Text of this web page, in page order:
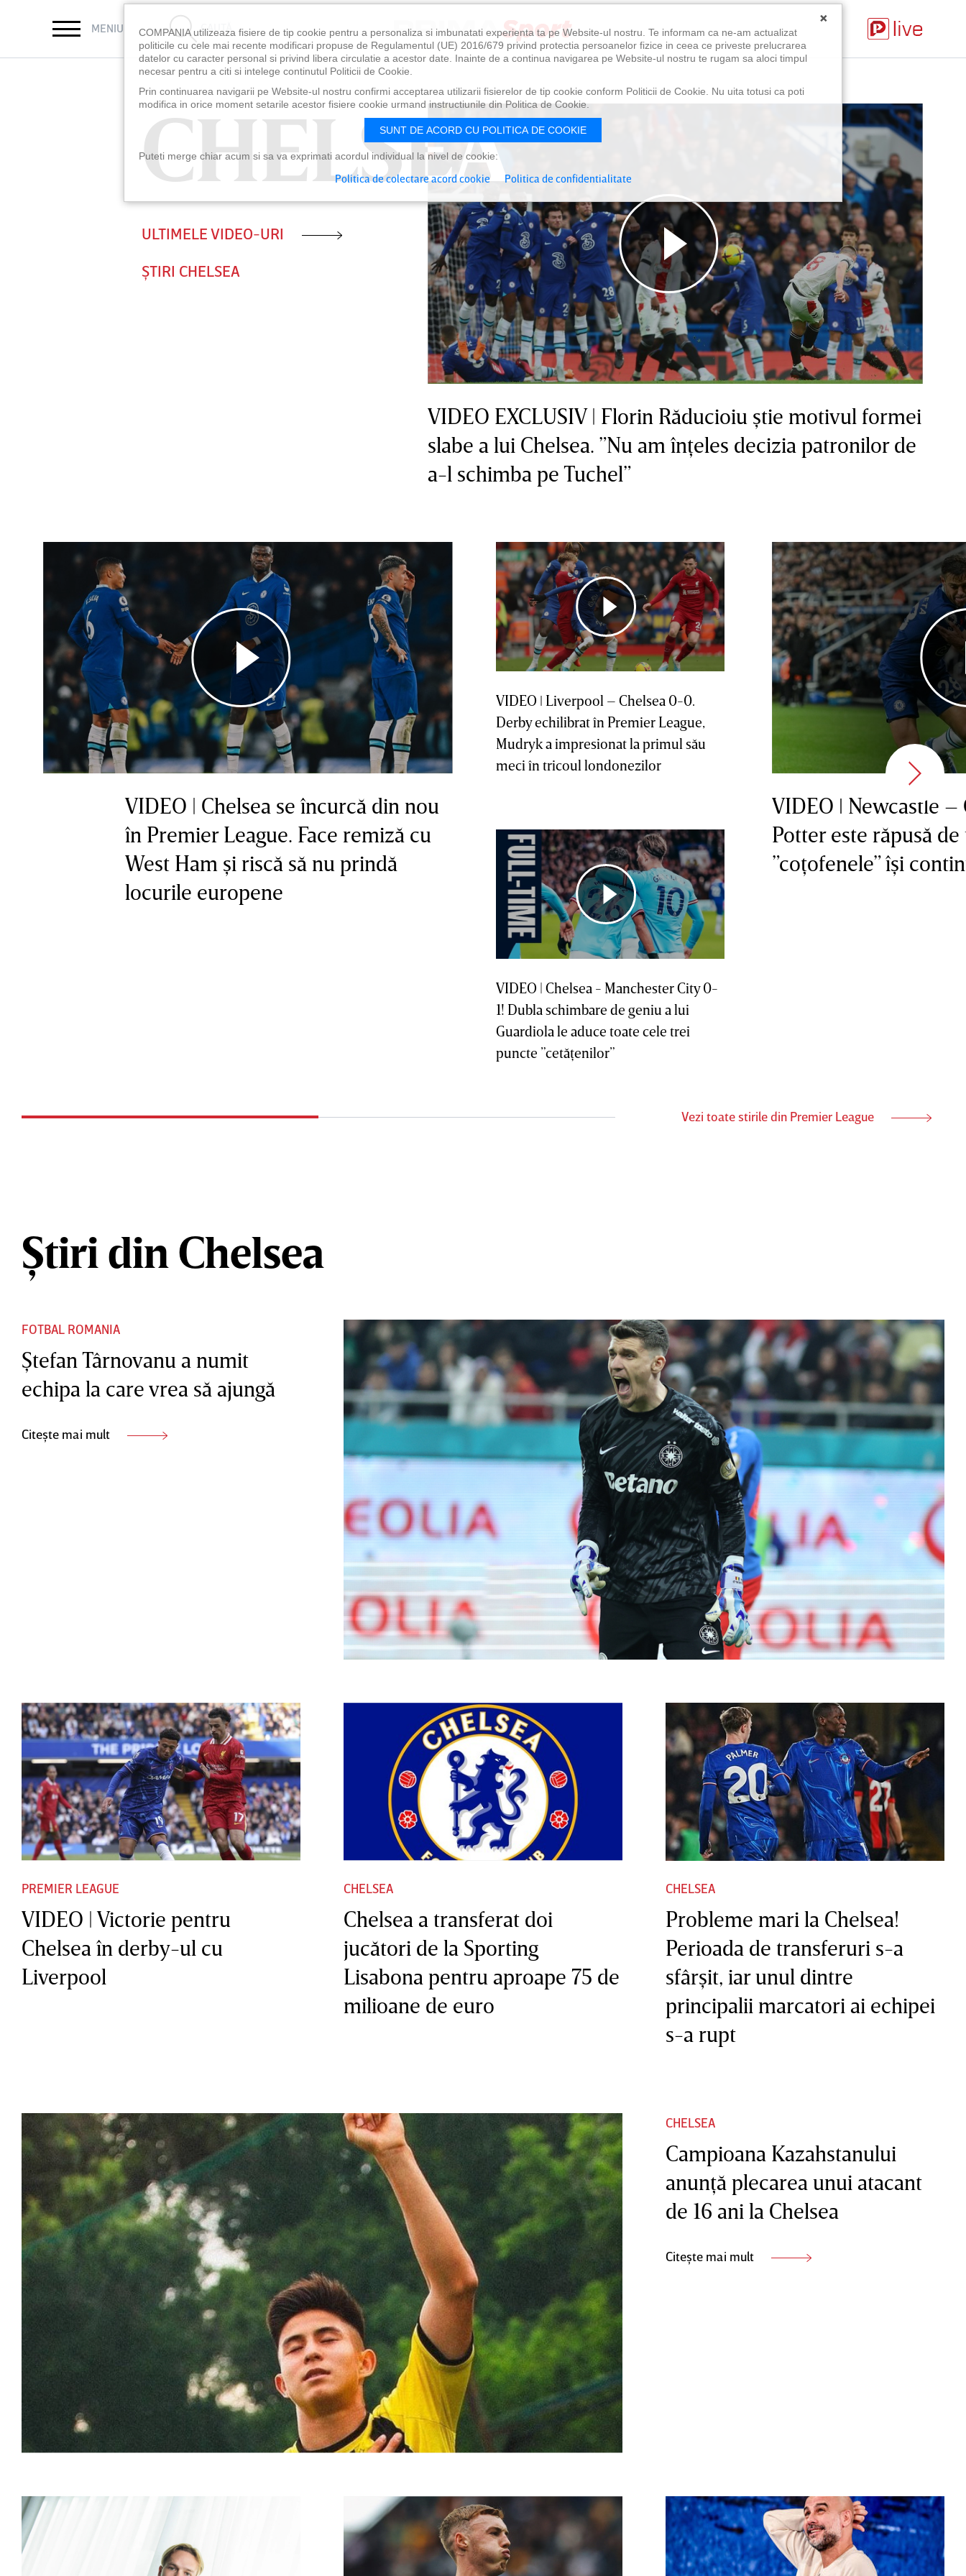
MENIU CAUTĂ
CHELSEA
CHELSEA
ULTIMELE VIDEO-URI
ȘTIRI CHELSEA
VIDEO EXCLUSIV | Florin Răducioiu ştie motivul formei
slabe a lui Chelsea. ”Nu am înţeles decizia patronilor de
a-l schimba pe Tuchel”
VIDEO | Chelsea se încurcă din nou
în Premier League. Face remiză cu
West Ham şi riscă să nu prindă
locurile europene
VIDEO ǀ Liverpool – Chelsea 0-0.
Derby echilibrat în Premier League,
Mudryk a impresionat la primul său
meci în tricoul londonezilor
VIDEO | Chelsea - Manchester City 0-
1! Dubla schimbare de geniu a lui
Guardiola le aduce toate cele trei
puncte ”cetăţenilor”
VIDEO ǀ Newcastle
Potter este răpusă de
”coţofenele” îşi
Vezi toate stirile din Premier League
Știri din Chelsea
FOTBAL ROMANIA
Ştefan Târnovanu a numit
echipa la care vrea să ajungă
Citește mai mult
PREMIER LEAGUE
VIDEO | Victorie pentru
Chelsea în derby-ul cu
Liverpool
CHELSEA
Chelsea a transferat doi
jucători de la Sporting
Lisabona pentru aproape 75 de
milioane de euro
CHELSEA
Probleme mari la Chelsea!
Perioada de transferuri s-a
sfârşit, iar unul dintre
principalii marcatori ai echipei
s-a rupt
CHELSEA
Campioana Kazahstanului
anunţă plecarea unui atacant
de 16 ani la Chelsea
Citește mai mult
×
COMPANIA utilizeaza fisiere de tip cookie pentru a personaliza si imbunatati experienta ta pe Website-ul nostru. Te informam ca ne-am actualizat
politicile cu cele mai recente modificari propuse de Regulamentul (UE) 2016/679 privind protectia persoanelor fizice in ceea ce priveste prelucrarea
datelor cu caracter personal si privind libera circulatie a acestor date. Inainte de a continua navigarea pe Website-ul nostru te rugam sa aloci timpul
necesar pentru a citi si intelege continutul Politicii de Cookie.
Prin continuarea navigarii pe Website-ul nostru confirmi acceptarea utilizarii fisierelor de tip cookie conform Politicii de Cookie. Nu uita totusi ca poti
modifica in orice moment setarile acestor fisiere cookie urmand instructiunile din Politica de Cookie.
SUNT DE ACORD CU POLITICA DE COOKIE
Puteti merge chiar acum si sa va exprimati acordul individual la nivel de cookie:
Politica de colectare acord cookie Politica de confidentialitate